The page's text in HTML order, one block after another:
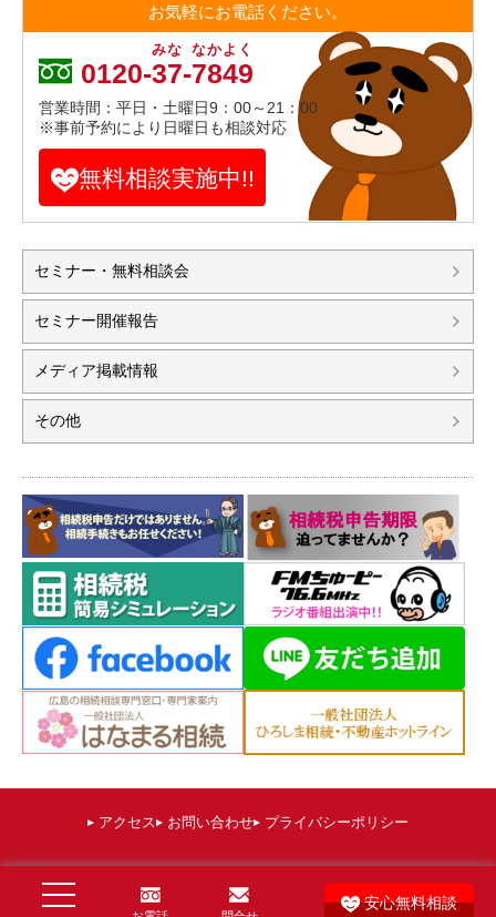
お気軽にお電話ください。
0120-37
みな
-7849
なかよく
営業時間：平日・土曜日9：00～21：00
※事前予約により日曜日も相談対応
無料相談実施中!!
セミナー・無料相談会
セミナー開催報告
メディア掲載情報
その他
アクセス お問い合わせ プライバシーポリシー
広島 相続税申告相談プラザひろしま（運営：棚田秀利税理士事務所）
安心無料相談